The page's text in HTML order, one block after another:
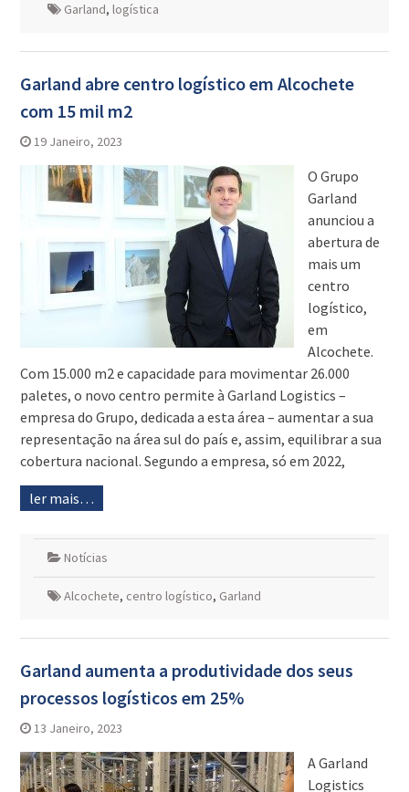
Garland, logística
Garland abre centro logístico em Alcochete
com 15 mil m2
19 Janeiro, 2023
O Grupo
Garland
anunciou a
abertura de
mais um
centro
logístico,
em
Alcochete.
Com 15.000 m2 e capacidade para movimentar 26.000
paletes, o novo centro permite à Garland Logistics –
empresa do Grupo, dedicada a esta área – aumentar a sua
representação na área sul do país e, assim, equilibrar a sua
cobertura nacional. Segundo a empresa, só em 2022,
ler mais…
Notícias
Alcochete, centro logístico, Garland
Garland aumenta a produtividade dos seus
processos logísticos em 25%
13 Janeiro, 2023
A Garland
Logistics